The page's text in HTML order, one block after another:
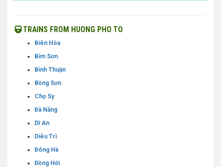
TRAINS FROM HUONG PHO TO
Biên Hòa
Bỉm Sơn
Bình Thuận
Bồng Sơn
Chợ Sy
Đà Nẵng
Dĩ An
Diêu Trì
Đông Hà
Đồng Hới